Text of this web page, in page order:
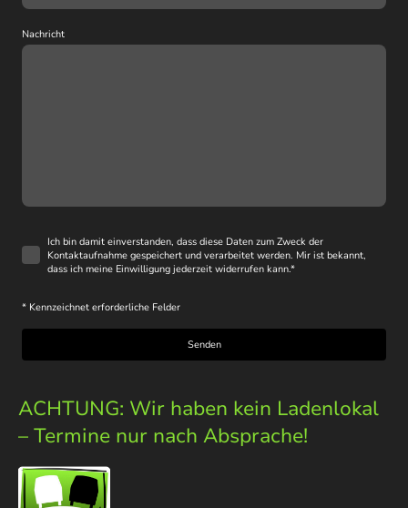
Nachricht
Ich bin damit einverstanden, dass diese Daten zum Zweck der
Kontaktaufnahme gespeichert und verarbeitet werden. Mir ist bekannt,
dass ich meine Einwilligung jederzeit widerrufen kann.*
* Kennzeichnet erforderliche Felder
Senden
ACHTUNG: Wir haben kein Ladenlokal
– Termine nur nach Absprache!